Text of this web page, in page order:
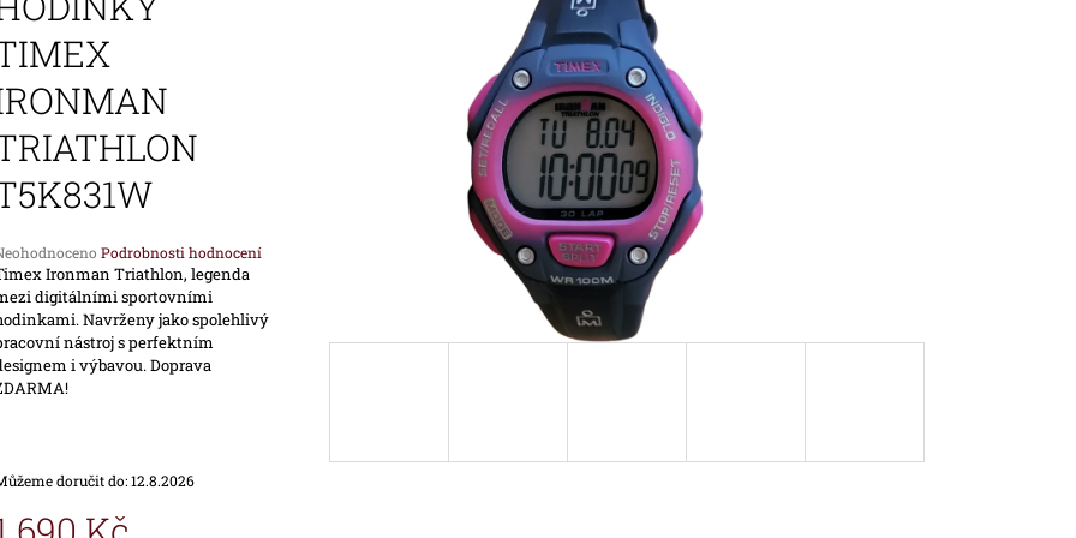
Podrobnosti hodnocení
Ironman Triathlon, legenda
digitálními sportovními
Navrženy jako spolehlivý
nástroj s perfektním
i výbavou. Doprava
doručit do:12.8.2026
1 690 Kč